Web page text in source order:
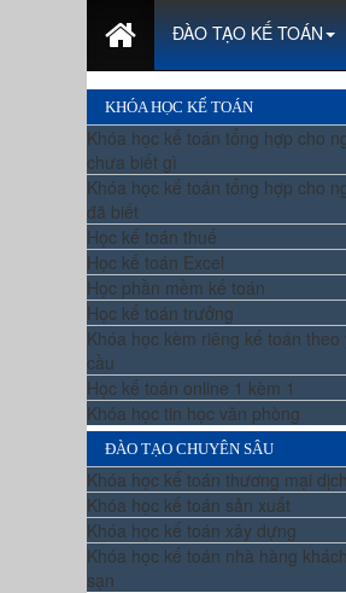
ĐÀO TẠO KẾ TOÁN
KHÓA HỌC KẾ TOÁN
Khóa học kế toán tổng hợp cho
chưa biết gì
Khóa học kế toán tổng hợp cho
đã biết
Học kế toán thuế
Học kế toán Excel
Học phần mềm kế toán
Học kế toán trưởng
Khóa học kèm riêng kế toán theo
cầu
Học kế toán online 1 kèm 1
Khóa học tin học văn phòng
ĐÀO TẠO CHUYÊN SÂU
Khóa học kế toán thương mại
Khóa học kế toán sản xuất
Khóa học kế toán xây dựng
Khóa học kế toán nhà hàng khách
sạn